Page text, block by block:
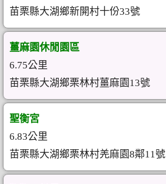
苗栗縣大湖鄉新開村十份33號
薑麻園休閒園區
6.75公里
苗栗縣大湖鄉栗林村薑麻園13號
聖衡宮
6.83公里
苗栗縣大湖鄉栗林村羌麻園8鄰11號